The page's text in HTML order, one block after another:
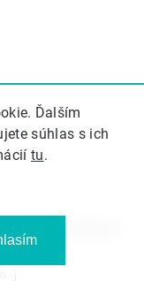
Ďalším
súhlas s ich
tu.